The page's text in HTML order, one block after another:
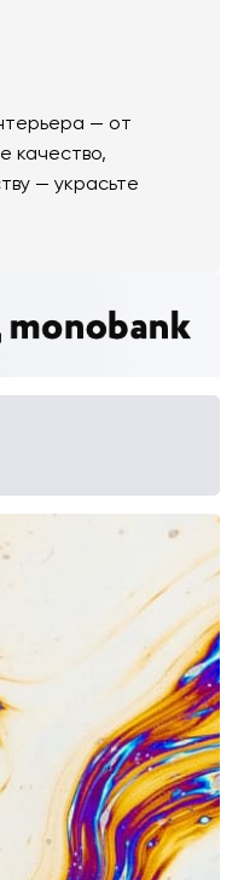
— от
качество,
— украсьте